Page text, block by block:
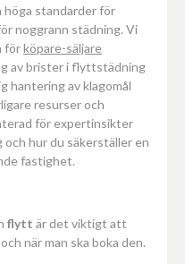
höga standarder för
noggrann städning. Vi
förköpare-säljare
av brister i flyttstädning
hantering av klagomål
resurser och
för expertinsikter
hur du säkerställer en
fastighet.
flytt är det viktigt att
och när man ska boka den.